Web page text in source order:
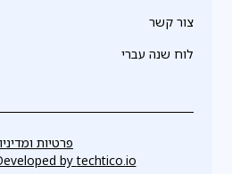
צור קשר
לוח שנה עברי
פרטיות
bytechtico.io